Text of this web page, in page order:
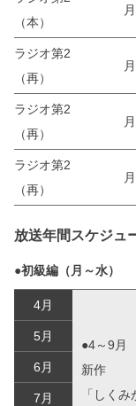
（本）
ラジオ第2
（再）
ラジオ第2
（再）
ラジオ第2
（再）
放送年間スケジュ
●初級編（月～水）
4月
●4～9月
新作
「しく
5月
6月
7月